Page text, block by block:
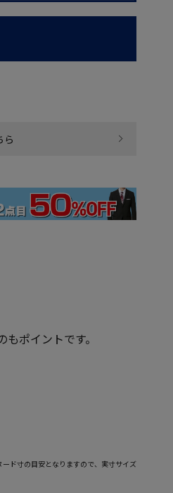
ら
ポイントです。
ド寸の目安となりますので、実寸サイズ